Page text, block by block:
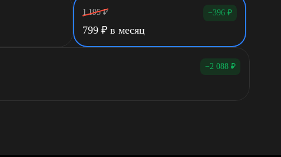
1 195 ₽ −396 ₽
799 ₽ в месяц
−2 088 ₽